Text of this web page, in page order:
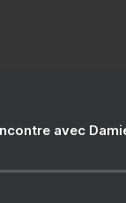
avec